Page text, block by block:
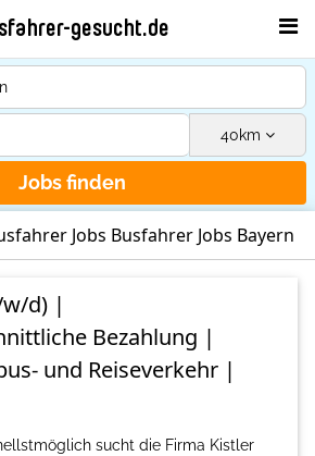
gesucht.de
40km
Jobs finden
Jobs Busfahrer Jobs Bayern
d) |
Bezahlung |
und Reiseverkehr |
sucht die Firma Kistler